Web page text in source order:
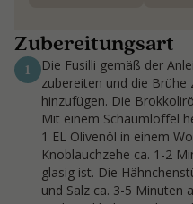
Zubereitungsart
1
Die Fusilli gemäß der
zubereiten und die Brühe
hinzufügen. Die
Mit einem Schaumlöffel
1 EL Olivenöl in einem
Knoblauchzehe ca. 1-2
glasig ist. Die
und Salz ca. 3-5 Minuten